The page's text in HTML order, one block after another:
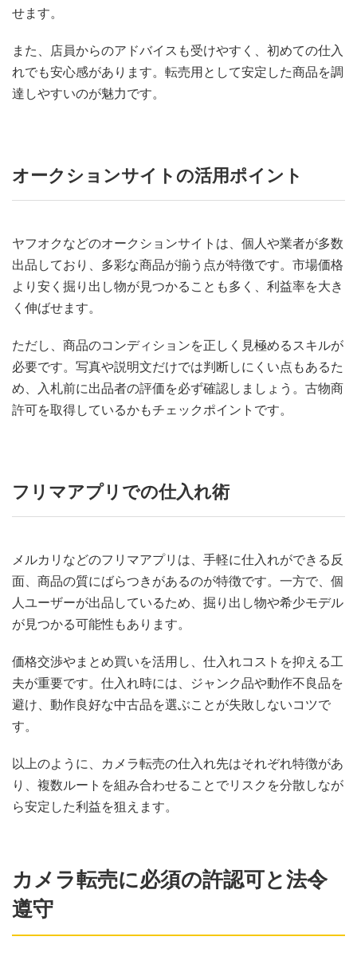
せます。
また、店員からのアドバイスも受けやすく、初めての仕入
れでも安心感があります。転売用として安定した商品を調
達しやすいのが魅力です。
オークションサイトの活用ポイント
ヤフオクなどのオークションサイトは、個人や業者が多数
出品しており、多彩な商品が揃う点が特徴です。市場価格
より安く掘り出し物が見つかることも多く、利益率を大き
く伸ばせます。
ただし、商品のコンディションを正しく見極めるスキルが
必要です。写真や説明文だけでは判断しにくい点もあるた
め、入札前に出品者の評価を必ず確認しましょう。古物商
許可を取得しているかもチェックポイントです。
フリマアプリでの仕入れ術
メルカリなどのフリマアプリは、手軽に仕入れができる反
面、商品の質にばらつきがあるのが特徴です。一方で、個
人ユーザーが出品しているため、掘り出し物や希少モデル
が見つかる可能性もあります。
価格交渉やまとめ買いを活用し、仕入れコストを抑える工
夫が重要です。仕入れ時には、ジャンク品や動作不良品を
避け、動作良好な中古品を選ぶことが失敗しないコツで
す。
以上のように、カメラ転売の仕入れ先はそれぞれ特徴があ
り、複数ルートを組み合わせることでリスクを分散しなが
ら安定した利益を狙えます。
カメラ転売に必須の許認可と法令
遵守